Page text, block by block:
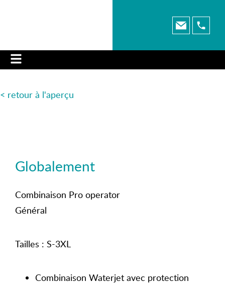
< retour à l'aperçu
Globalement
Combinaison Pro operator
Général
Tailles : S-3XL
Combinaison Waterjet avec protection